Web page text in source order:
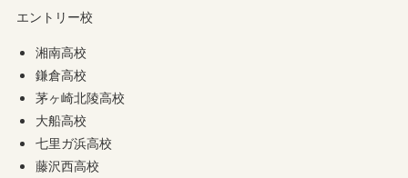
エントリー校
湘南高校
鎌倉高校
茅ヶ崎北陵高校
大船高校
七里ガ浜高校
藤沢西高校